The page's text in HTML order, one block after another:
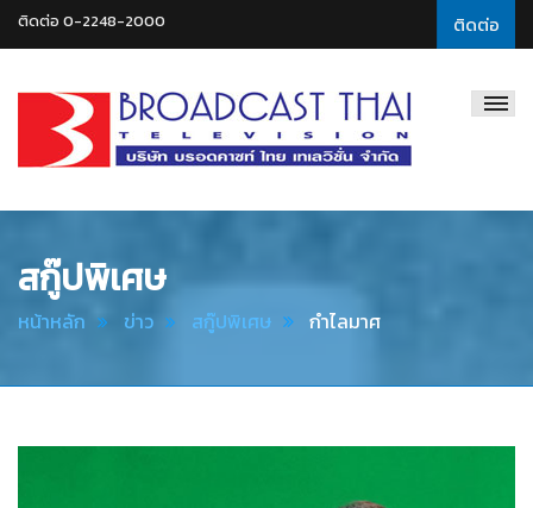
ติดต่อ
ติดต่อ 0-2248-2000
Thai
สกู๊ปพิเศษ
หน้าหลัก ข่าว สกู๊ปพิเศษ กำไลมาศ